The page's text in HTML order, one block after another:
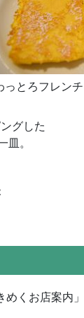
っとろフレン
グした
。
くお店案